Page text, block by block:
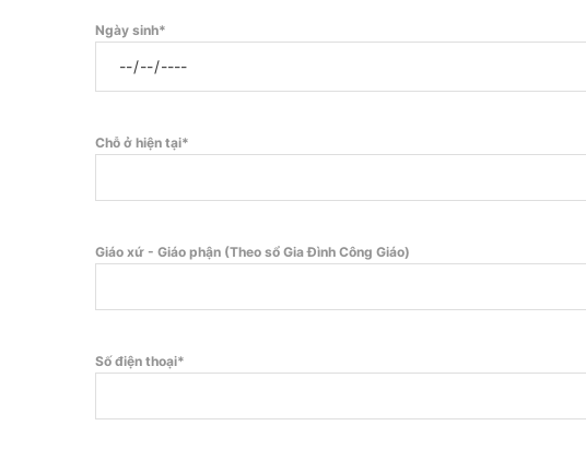
Ngày sinh*
Chỗ ở hiện tại*
Giáo xứ - Giáo phận (Theo sổ Gia Đình Công Giáo)
Số điện thoại*